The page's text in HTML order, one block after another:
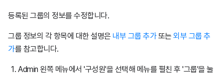
등록된 그룹의 정보를 수정합니다.
그룹 정보의 각 항목에 대한 설명은 내부 그룹 추가또는 외부 그룹 추
가를 참고합니다.
Admin 왼쪽 메뉴에서 '구성원'을 선택해 메뉴를 펼친 후 '그룹'을 눌